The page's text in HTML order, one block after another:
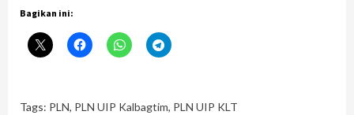
Bagikan ini:
Tags: PLN, PLN UIP Kalbagtim, PLN UIP KLT